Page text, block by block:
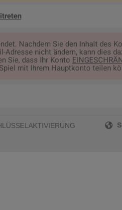
Nachdem Sie den Inhalt des
nicht ändern, kann dies
Sie, dass Ihr Konto
mit Ihrem Hauptkonto teilen